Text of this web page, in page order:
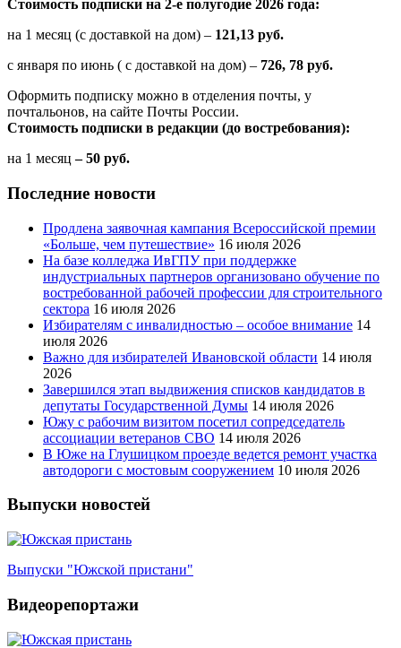
Стоимость подписки на 2-е полугодие 2026 года:
на 1 месяц (с доставкой на дом) – 121,13 руб.
с января по июнь ( с доставкой на дом) – 726, 78 руб.
Оформить подписку можно в отделения почты, у
почтальонов, на сайте Почты России.
Стоимость подписки в редакции (до востребования):
на 1 месяц – 50 руб.
Последние новости
Продлена заявочная кампания Всероссийской премии
«Больше, чем путешествие» 16 июля 2026
На базе колледжа ИвГПУ при поддержке
индустриальных партнеров организовано обучение по
востребованной рабочей профессии для строительного
сектора 16 июля 2026
Избирателям с инвалидностью – особое внимание 14
июля 2026
Важно для избирателей Ивановской области 14 июля
2026
Завершился этап выдвижения списков кандидатов в
депутаты Государственной Думы 14 июля 2026
Южу с рабочим визитом посетил сопредседатель
ассоциации ветеранов СВО 14 июля 2026
В Юже на Глушицком проезде ведется ремонт участка
автодороги с мостовым сооружением 10 июля 2026
Выпуски новостей
Выпуски "Южской пристани"
Видеорепортажи